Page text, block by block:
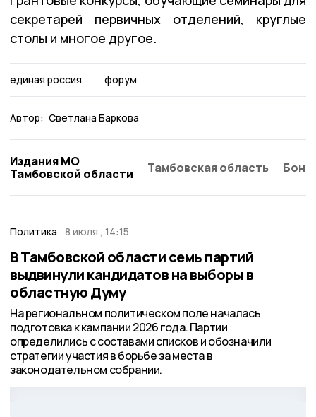
секретарей первичных отделений, круглые
столы и многое другое.
единая россия форум
Автор: Светлана Баркова
Издания МО
Тамбовской области
Тамбовская область
Политика 8 июля , 14:15
В Тамбовской области семь партий
выдвинули кандидатов на выборы в
областную Думу
На региональном политическом поле началась
подготовка к кампании 2026 года. Партии
определились с составами списков и обозначили
стратегии участия в борьбе за места в
законодательном собрании.